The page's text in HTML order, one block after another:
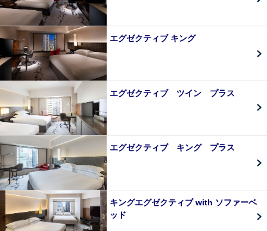
エグゼクティブ キング
エグゼクティブ ツイン プラス
エグゼクティブ キング プラス
キングエグゼクティブ with ソファーベ
ッド